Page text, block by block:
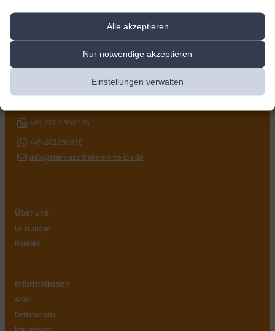
Alle akzeptieren
Nur notwendige akzeptieren
Einstellungen verwalten
Stern-Apotheke
Emmerich
+49-2822-968135
+49-282296810
info@stern-apotheke-emmerich.de
Über uns
Leistungen
Kontakt
Informationen
AGB
Datenschutz
Impressum